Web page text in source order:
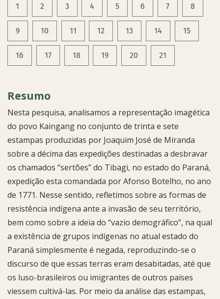
1 2 3 4 5 6 7 8
9 10 11 12 13 14 15
16 17 18 19 20 21
Resumo
Nesta pesquisa, analisamos a representação imagética
do povo Kaingang no conjunto de trinta e sete
estampas produzidas por Joaquim José de Miranda
sobre a décima das expedições destinadas a desbravar
os chamados “sertões” do Tibagi, no estado do Paraná,
expedição esta comandada por Afonso Botelho, no ano
de 1771. Nesse sentido, refletimos sobre as formas de
resistência indígena ante a invasão de seu território,
bem como sobre a ideia do “vazio demográfico”, na qual
a existência de grupos indígenas no atual estado do
Paraná simplesmente é negada, reproduzindo-se o
discurso de que essas terras eram desabitadas, até que
os luso-brasileiros ou imigrantes de outros países
viessem cultivá-las. Por meio da análise das estampas,